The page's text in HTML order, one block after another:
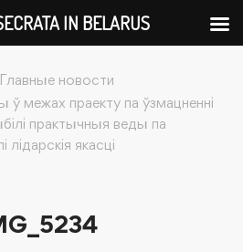
Главные новости
ў межах праекту па ўзмацненні
практычныя веды па
лідарскія якасці
IN BELARUS